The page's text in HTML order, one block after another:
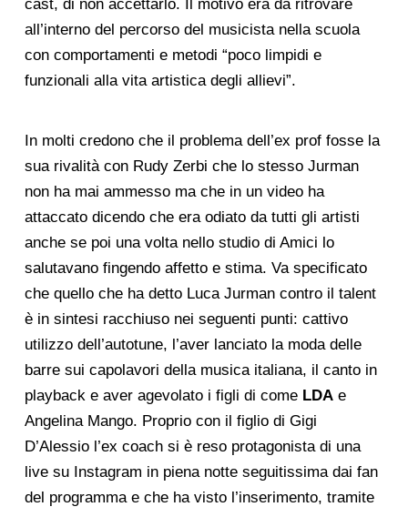
cast, di non accettarlo. Il motivo era da ritrovare
all’interno del percorso del musicista nella scuola
con comportamenti e metodi “poco limpidi e
funzionali alla vita artistica degli allievi”.
In molti credono che il problema dell’ex prof fosse la
sua rivalità con Rudy Zerbi che lo stesso Jurman
non ha mai ammesso ma che in un video ha
attaccato dicendo che era odiato da tutti gli artisti
anche se poi una volta nello studio di Amici lo
salutavano fingendo affetto e stima. Va specificato
che quello che ha detto Luca Jurman contro il talent
è in sintesi racchiuso nei seguenti punti: cattivo
utilizzo dell’autotune, l’aver lanciato la moda delle
barre sui capolavori della musica italiana, il canto in
playback e aver agevolato i figli di come LDAe
Angelina Mango. Proprio con il figlio di Gigi
D’Alessio l’ex coach si è reso protagonista di una
live su Instagram in piena notte seguitissima dai fan
del programma e che ha visto l’inserimento, tramite